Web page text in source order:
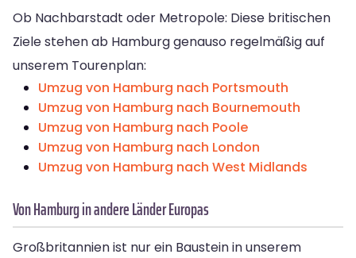
Ob Nachbarstadt oder Metropole: Diese britischen
Ziele stehen ab Hamburg genauso regelmäßig auf
unserem Tourenplan:
Umzug von Hamburg nach Portsmouth
Umzug von Hamburg nach Bournemouth
Umzug von Hamburg nach Poole
Umzug von Hamburg nach London
Umzug von Hamburg nach West Midlands
Von Hamburg in andere Länder Europas
Großbritannien ist nur ein Baustein in unserem